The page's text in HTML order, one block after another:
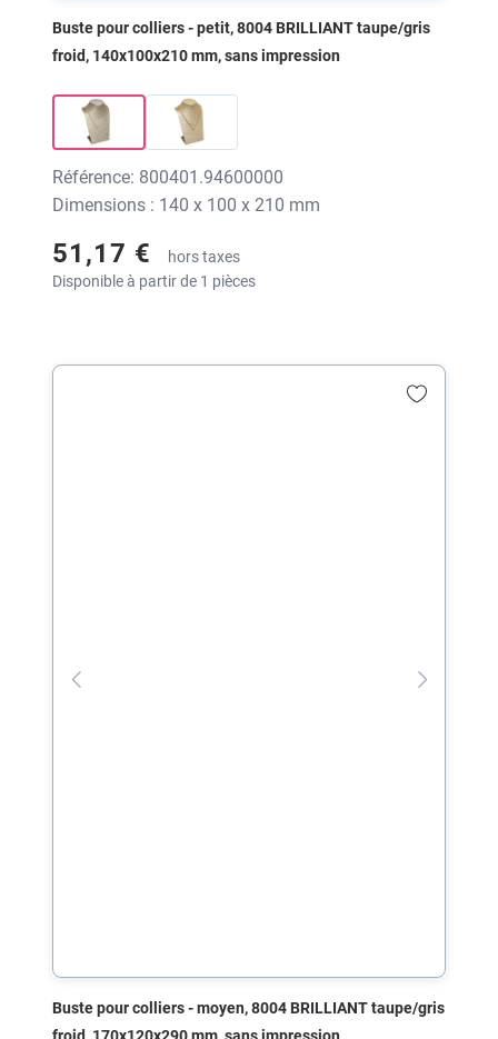
Buste pour colliers - petit, 8004 BRILLIANT taupe/gris
froid, 140x100x210 mm, sans impression
Référence: 800401.94600000
Dimensions : 140 x 100 x 210 mm
51,17 €
hors taxes
Disponible à partir de 1 pièces
Buste pour colliers - moyen, 8004 BRILLIANT taupe/gris
froid, 170x120x290 mm, sans impression